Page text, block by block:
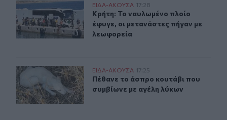
Κρήτη: Το ναυλωμένο πλοίο έφυγε, οι μετανάστες
ΕΙΔΑ-ΑΚΟΥΣΑ 17:28
Κρήτη: Το ναυλωμένο πλοίο έφυγε,
Κρήτη: Το ναυλωμένο πλοίο
έφυγε, οι μετανάστες πήγαν με
λεωφορεία
Πέθανε το άσπρο κουτάβι που συμβίωνε με αγέλη λύκων
ΕΙΔΑ-ΑΚΟΥΣΑ 17:25
Πέθανε το άσπρο κουτάβι που
Πέθανε το άσπρο κουτάβι που
συμβίωνε με αγέλη λύκων